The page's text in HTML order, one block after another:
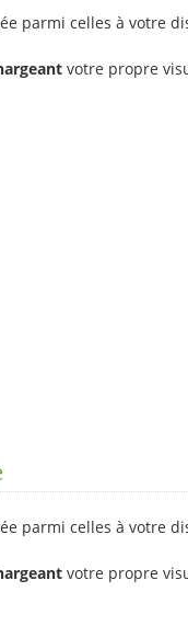
parmi celles à votre
votre propre
parmi celles à votre
votre propre